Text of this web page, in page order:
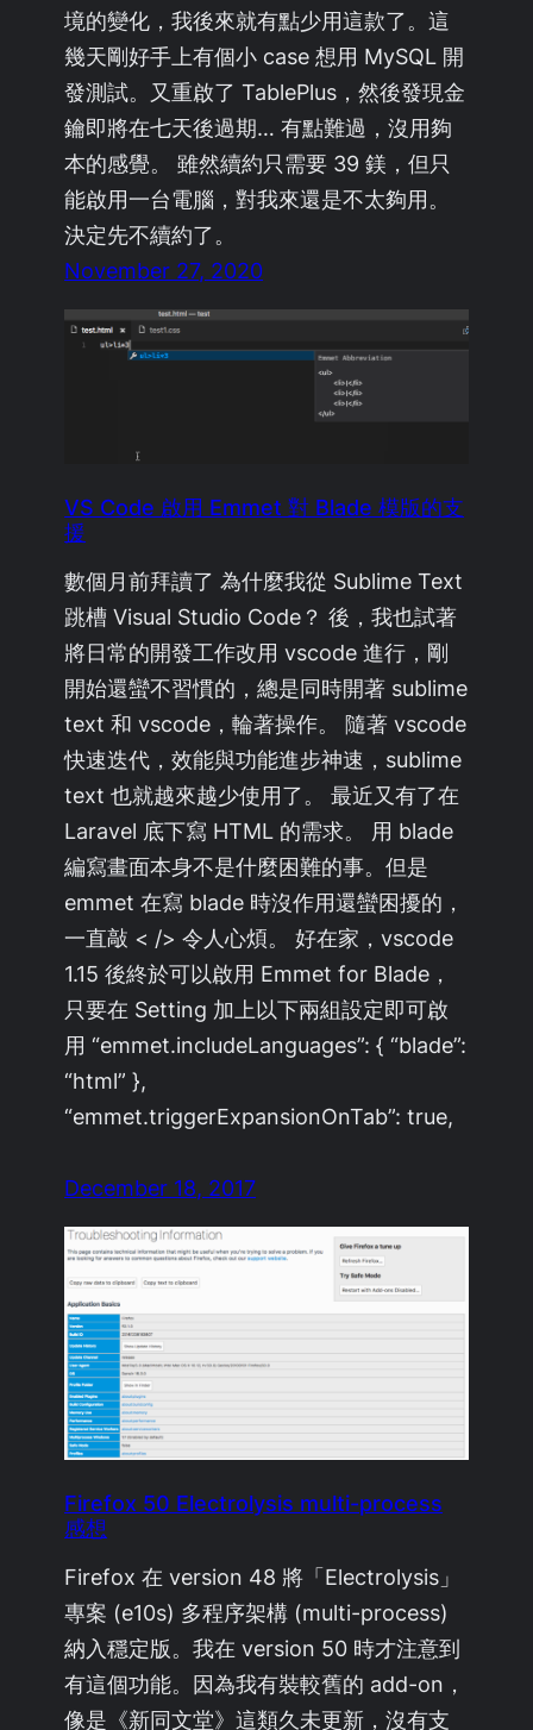
境的變化，我後來就有點少用這款了。這
幾天剛好手上有個小 case 想用 MySQL 開
發測試。又重啟了 TablePlus，然後發現金
鑰即將在七天後過期… 有點難過，沒用夠
本的感覺。 雖然續約只需要 39 鎂，但只
能啟用一台電腦，對我來還是不太夠用。
決定先不續約了。
November 27, 2020
VS Code 啟用 Emmet 對 Blade 模版的支
援
數個月前拜讀了 為什麼我從 Sublime Text
跳槽 Visual Studio Code？ 後，我也試著
將日常的開發工作改用 vscode 進行，剛
開始還蠻不習慣的，總是同時開著 sublime
text 和 vscode，輪著操作。 隨著 vscode
快速迭代，效能與功能進步神速，sublime
text 也就越來越少使用了。 最近又有了在
Laravel 底下寫 HTML 的需求。 用 blade
編寫畫面本身不是什麼困難的事。但是
emmet 在寫 blade 時沒作用還蠻困擾的，
一直敲 < /> 令人心煩。 好在家，vscode
1.15 後終於可以啟用 Emmet for Blade，
只要在 Setting 加上以下兩組設定即可啟
用 “emmet.includeLanguages”: { “blade”:
“html” },
“emmet.triggerExpansionOnTab”: true,
December 18, 2017
Firefox 50 Electrolysis multi-process
感想
Firefox 在 version 48 將「Electrolysis」
專案 (e10s) 多程序架構 (multi-process)
納入穩定版。我在 version 50 時才注意到
有這個功能。因為我有裝較舊的 add-on，
像是《新同文堂》這類久未更新，沒有支